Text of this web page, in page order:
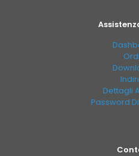
Dettagli
Password